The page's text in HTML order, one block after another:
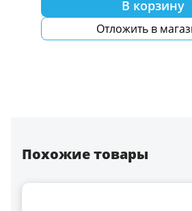
В корзину
Отложить в
Похожие товары